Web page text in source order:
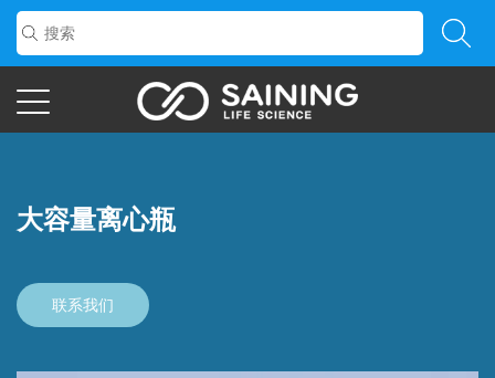
大容量离心瓶
联系我们